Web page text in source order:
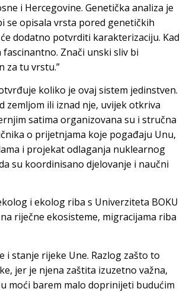
i Hercegovine. Genetička analiza je
se opisala vrsta pored genetičkih
dodatno potvrditi karakterizaciju. Kad
Znači unski sliv bi
za tu vrstu.”
koliko je ovaj sistem jedinstven.
zemljom ili iznad nje, uvijek otkriva
satima organizovana su i stručna
o prijetnjama koje pogađaju Unu,
i projekat odlaganja nuklearnog
su koordinisano djelovanje i naučni
i ekolog riba s Univerziteta BOKU
riječne ekosisteme, migracijama riba
stanje rijeke Une. Razlog zašto to
jer je njena zaštita izuzetno važna,
moći barem malo doprinijeti budućim